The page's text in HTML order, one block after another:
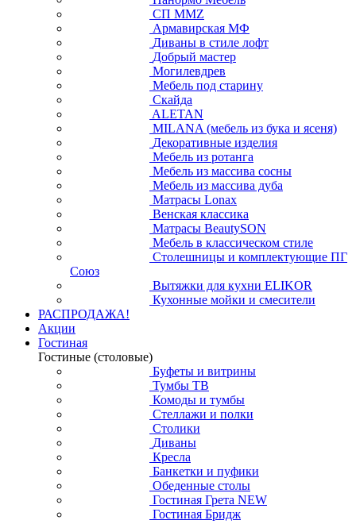
СП ММZ
Армавирская МФ
Диваны в стиле лофт
Добрый мастер
Могилевдрев
Мебель под старину
Скайда
ALETAN
MILANA (мебель из бука и ясеня)
Декоративные изделия
Мебель из ротанга
Мебель из массива сосны
Мебель из массива дуба
Матрасы Lonax
Венская классика
Матрасы BeautySON
Мебель в классическом стиле
Столешницы и комплектующие ПГ
Союз
Вытяжки для кухни ELIKOR
Кухонные мойки и смесители
РАСПРОДАЖА!
Акции
Гостиная
Гостиные (столовые)
Буфеты и витрины
Тумбы ТВ
Комоды и тумбы
Стеллажи и полки
Столики
Диваны
Кресла
Банкетки и пуфики
Обеденные столы
Гостиная Грета NEW
Гостиная Бридж